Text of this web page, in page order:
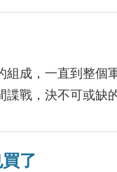
組成，一直到整個
戰，決不可或缺
了